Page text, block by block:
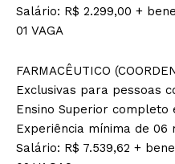
Salário: R$ 2.299,00 +
01 VAGA
FARMACÊUTICO
Exclusivas para pessoas
Ensino Superior completo
Experiência mínima de 06
Salário: R$ 7.539,62 +